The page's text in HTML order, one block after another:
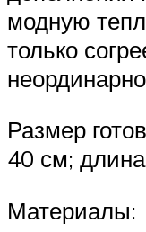
модную
только
Размер
40 см;
Материалы: